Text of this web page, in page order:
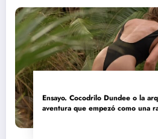
Ensayo. Cocodrilo Dundee o la
aventura que empezó como una